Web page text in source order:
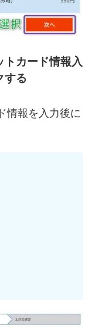
トカード情報入
する
情報を入力後に